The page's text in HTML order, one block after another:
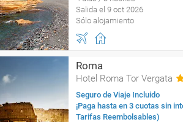
Salida el 9 oct 2026
Sólo alojamiento
Roma
Hotel Roma Tor Vergata
Seguro de Viaje Incluido
¡Paga hasta en 3 cuotas sin
Tarifas Reembolsables)